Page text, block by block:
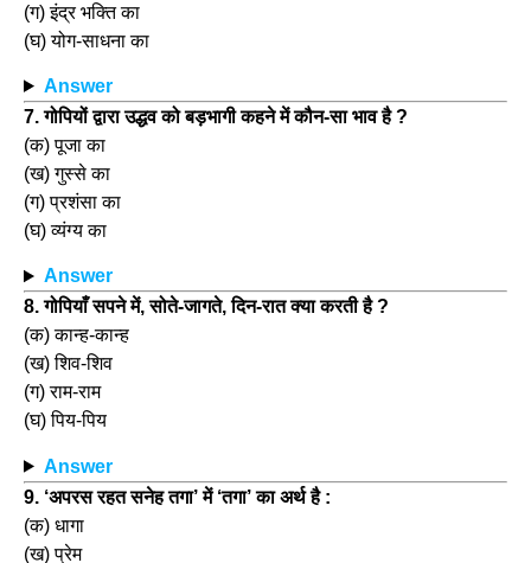
(ग) इंद्र भक्ति का
(घ) योग-साधना का
Answer
7. गोपियों द्वारा उद्धव को बड़भागी कहने में कौन-सा भाव है ?
(क) पूजा का
(ख) गुस्से का
(ग) प्रशंसा का
(घ) व्यंग्य का
Answer
8. गोपियाँ सपने में, सोते-जागते, दिन-रात क्या करती है ?
(क) कान्ह-कान्ह
(ख) शिव-शिव
(ग) राम-राम
(घ) पिय-पिय
Answer
9. ‘अपरस रहत सनेह तगा’ में ‘तगा’ का अर्थ है :
(क) धागा
(ख) प्रेम